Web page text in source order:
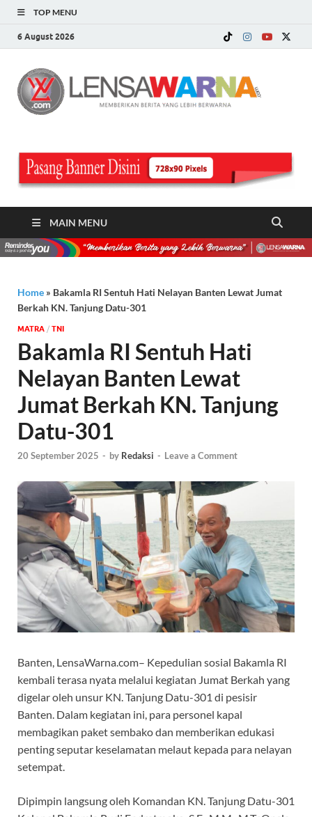
TOP MENU
6 August 2026
MAIN MENU
Home » Bakamla RI Sentuh Hati Nelayan Banten Lewat Jumat
Berkah KN. Tanjung Datu-301
MATRA / TNI
Bakamla RI Sentuh Hati
Nelayan Banten Lewat
Jumat Berkah KN. Tanjung
Datu-301
20 September 2025 - by Redaksi - Leave a Comment
Banten, LensaWarna.com– Kepedulian sosial Bakamla RI
kembali terasa nyata melalui kegiatan Jumat Berkah yang
digelar oleh unsur KN. Tanjung Datu-301 di pesisir
Banten. Dalam kegiatan ini, para personel kapal
membagikan paket sembako dan memberikan edukasi
penting seputar keselamatan melaut kepada para nelayan
setempat.
Dipimpin langsung oleh Komandan KN. Tanjung Datu-301